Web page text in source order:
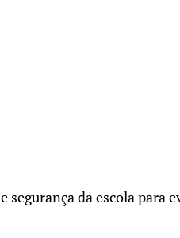
da escola para